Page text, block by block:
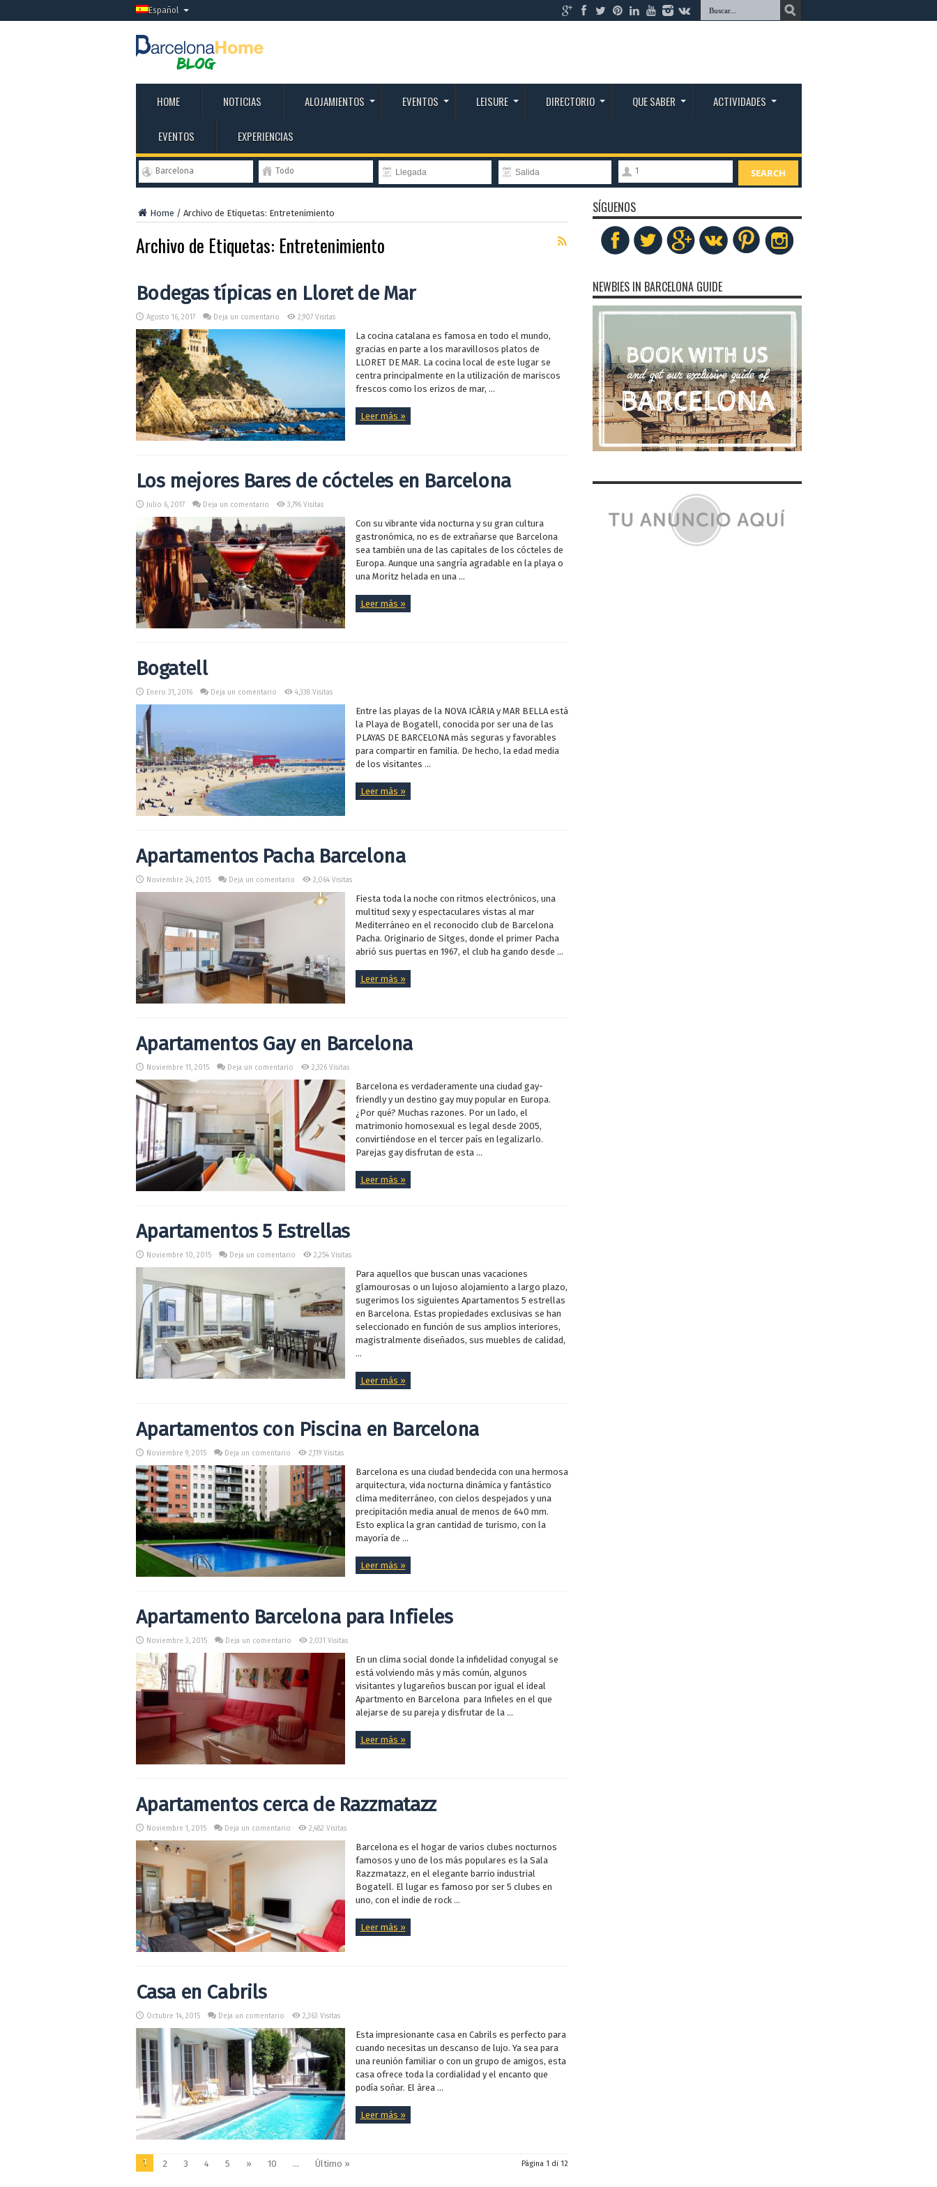
Español
HOME NOTICIAS ALOJAMIENTOS EVENTOS LEISURE DIRECTORIO QUE SABER ACTIVIDADES
EVENTOS EXPERIENCIAS
Barcelona Todo 1 SEARCH
Home / Archivo de Etiquetas: Entretenimiento
Archivo de Etiquetas: Entretenimiento
Bodegas típicas en Lloret de Mar
Agosto 16, 2017 Deja un comentario 2,907 Visitas
La cocina catalana es famosa en todo el mundo,
gracias en parte a los maravillosos platos de
LLORET DE MAR. La cocina local de este lugar se
centra principalmente en la utilización de mariscos
frescos como los erizos de mar, ...
Leer más »
Los mejores Bares de cócteles en Barcelona
Julio 6, 2017 Deja un comentario 3,796 Visitas
Con su vibrante vida nocturna y su gran cultura
gastronómica, no es de extrañarse que Barcelona
sea también una de las capitales de los cócteles de
Europa. Aunque una sangría agradable en la playa o
una Moritz helada en una ...
Leer más »
Bogatell
Enero 31, 2016 Deja un comentario 4,338 Visitas
Entre las playas de la NOVA ICÀRIA y MAR BELLA está
la Playa de Bogatell, conocida por ser una de las
PLAYAS DE BARCELONA más seguras y favorables
para compartir en familia. De hecho, la edad media
de los visitantes ...
Leer más »
Apartamentos Pacha Barcelona
Noviembre 24, 2015 Deja un comentario 2,064 Visitas
Fiesta toda la noche con ritmos electrónicos, una
multitud sexy y espectaculares vistas al mar
Mediterráneo en el reconocido club de Barcelona
Pacha. Originario de Sitges, donde el primer Pacha
abrió sus puertas en 1967, el club ha gando desde ...
Leer más »
Apartamentos Gay en Barcelona
Noviembre 11, 2015 Deja un comentario 2,326 Visitas
Barcelona es verdaderamente una ciudad gay-
friendly y un destino gay muy popular en Europa.
¿Por qué? Muchas razones. Por un lado, el
matrimonio homosexual es legal desde 2005,
convirtiéndose en el tercer país en legalizarlo.
Parejas gay disfrutan de esta ...
Leer más »
Apartamentos 5 Estrellas
Noviembre 10, 2015 Deja un comentario 2,254 Visitas
Para aquellos que buscan unas vacaciones
glamourosas o un lujoso alojamiento a largo plazo,
sugerimos los siguientes Apartamentos 5 estrellas
en Barcelona. Estas propiedades exclusivas se han
seleccionado en función de sus amplios interiores,
magistralmente diseñados, sus muebles de calidad,
...
Leer más »
Apartamentos con Piscina en Barcelona
Noviembre 9, 2015 Deja un comentario 2,119 Visitas
Barcelona es una ciudad bendecida con una hermosa
arquitectura, vida nocturna dinámica y fantástico
clima mediterráneo, con cielos despejados y una
precipitación media anual de menos de 640 mm.
Esto explica la gran cantidad de turismo, con la
mayoría de ...
Leer más »
Apartamento Barcelona para Infieles
Noviembre 3, 2015 Deja un comentario 2,031 Visitas
En un clima social donde la infidelidad conyugal se
está volviendo más y más común, algunos
visitantes y lugareños buscan por igual el ideal
Apartmento en Barcelona para Infieles en el que
alejarse de su pareja y disfrutar de la ...
Leer más »
Apartamentos cerca de Razzmatazz
Noviembre 1, 2015 Deja un comentario 2,482 Visitas
Barcelona es el hogar de varios clubes nocturnos
famosos y uno de los más populares es la Sala
Razzmatazz, en el elegante barrio industrial
Bogatell. El lugar es famoso por ser 5 clubes en
uno, con el indie de rock ...
Leer más »
Casa en Cabrils
Octubre 14, 2015 Deja un comentario 2,363 Visitas
Esta impresionante casa en Cabrils es perfecto para
cuando necesitas un descanso de lujo. Ya sea para
una reunión familiar o con un grupo de amigos, esta
casa ofrece toda la cordialidad y el encanto que
podía soñar. El área ...
Leer más »
Página 1 di 12
1 2 3 4 5 » 10 ... Último »
SÍGUENOS
NEWBIES IN BARCELONA GUIDE